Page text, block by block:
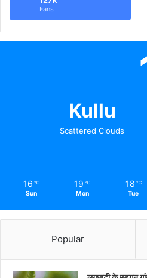
Fans
Kullu
Scattered Clouds
16 ℃
Sun
19 ℃
Mon
18 ℃
Tue
Popular